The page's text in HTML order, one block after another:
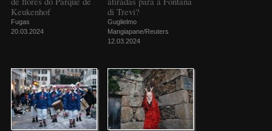
Keukenhof
Fugas
20.03.2024
di Trevi?
Guglielmo
Mangiapane/Reuters
12.03.2024